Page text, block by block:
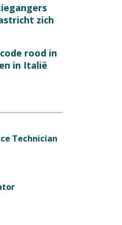
zich
rood in
in Italië
Technician